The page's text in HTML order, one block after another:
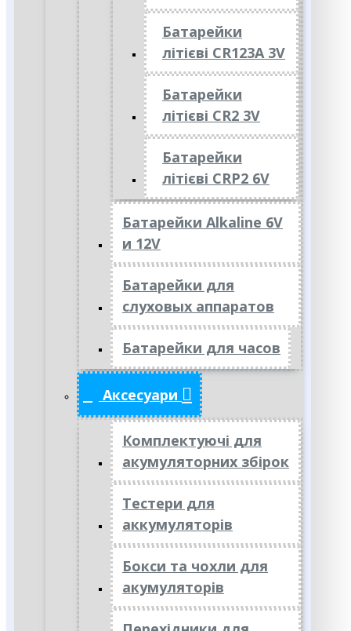
Батарейки
літієві CR123A 3V
Батарейки
літієві CR2 3V
Батарейки
літієві CRP2 6V
Батарейки Alkaline 6V
и 12V
Батарейки для
слуховых аппаратов
Батарейки для часов
Аксесуари
Комплектуючі для
акумуляторних збірок
Тестери для
аккумуляторів
Бокси та чохли для
акумуляторів